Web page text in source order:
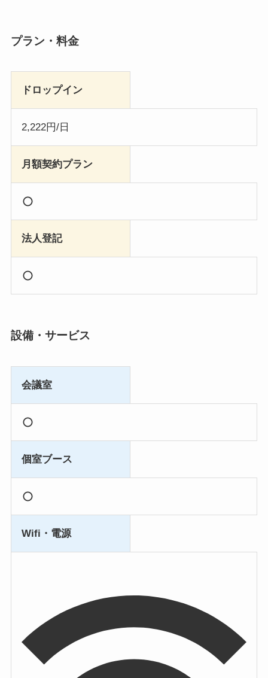
プラン・料金
ドロップイン
2,222円/日
月額契約プラン
法人登記
設備・サービス
会議室
個室ブース
Wifi・電源